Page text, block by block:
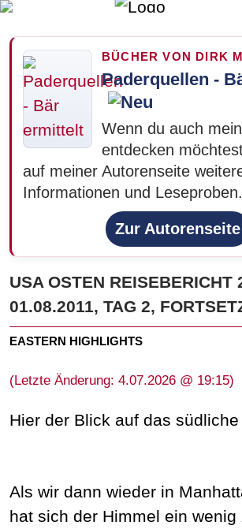
Menu
BÜCHER VON DIRK
Paderquellen -
Wenn du auch
entdecken
auf meiner Autorenseite
Informationen und Leseproben.
Zur Autorenseite
USA OSTEN REISEBERICHT
01.08.2011, TAG 2,
EASTERN HIGHLIGHTS
(Letzte Änderung: 4.07.2026 @ 19:15)
Hier der Blick auf das
Als wir dann wieder in
hat sich der Himmel ein wenig